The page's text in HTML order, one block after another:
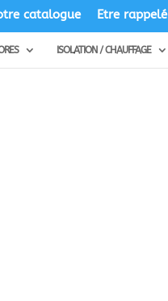
catalogue Etre rappelé
ISOLATION / CHAUFFAGE